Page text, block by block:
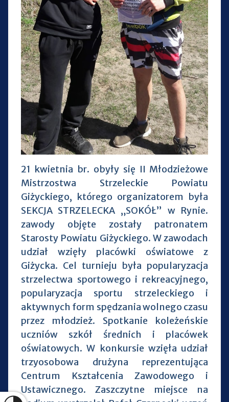
21 kwietnia br. obyły się II Młodzieżowe
Mistrzostwa Strzeleckie Powiatu
Giżyckiego, którego organizatorem była
SEKCJA STRZELECKA „SOKÓŁ” w Rynie.
zawody objęte zostały patronatem
Starosty Powiatu Giżyckiego. W zawodach
udział wzięły placówki oświatowe z
Giżycka. Cel turnieju była popularyzacja
strzelectwa sportowego i rekreacyjnego,
popularyzacja sportu strzeleckiego i
aktywnych form spędzania wolnego czasu
przez młodzież. Spotkanie koleżeńskie
uczniów szkół średnich i placówek
oświatowych. W konkursie wzięła udział
trzyosobowa drużyna reprezentująca
Centrum Kształcenia Zawodowego i
Ustawicznego. Zaszczytne miejsce na